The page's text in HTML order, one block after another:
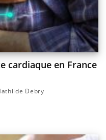
cardiaque en France
Debry